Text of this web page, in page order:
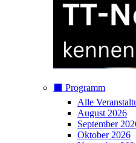
⬛️ Programm
Alle
August 2026
September
Oktober 2026